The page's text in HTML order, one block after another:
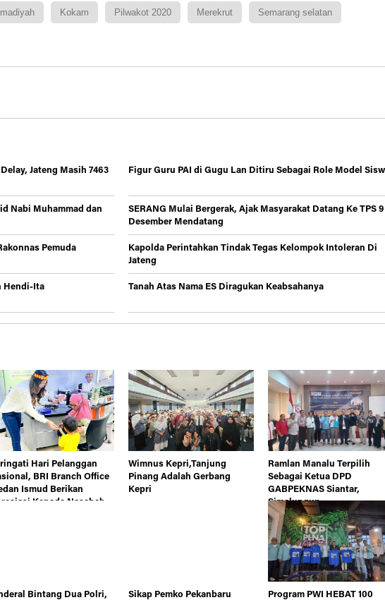
Kokam Pilwakot 2020 Merekrut Semarang selatan
Jateng Masih 7463 Figur Guru PAI di Gugu Lan Ditiru Sebagai Role Model
Nabi Muhammad dan
SERANG Mulai Bergerak, Ajak Masyarakat Datang Ke TPS 9
Desember Mendatang
Pemuda
Kapolda Perintahkan Tindak Tegas Kelompok Intoleran Di
Jateng
Hendi-Ita Tanah Atas Nama ES Diragukan Keabsahanya
Hari Pelanggan
BRI Branch Office
Ismud Berikan
Kepada Nasabah
Wimnus Kepri,Tanjung
Pinang Adalah Gerbang
Kepri
Ramlan Manalu Terpilih
Sebagai Ketua DPD
GABPEKNAS Siantar,
Simalungun
Bintang Dua Polri, Sikap Pemko Pekanbaru Program PWI HEBAT 100